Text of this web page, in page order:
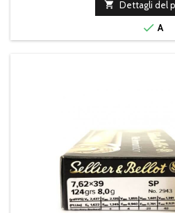
 Dettagli del
 A